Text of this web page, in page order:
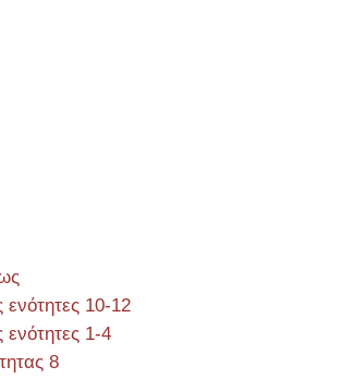
ενότητες 10-12
ενότητες 1-4
8